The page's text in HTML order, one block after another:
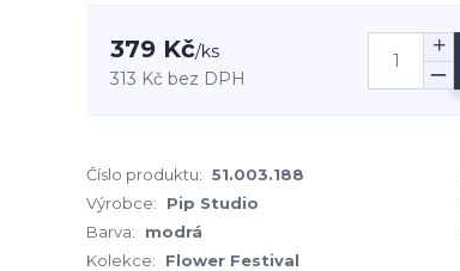
379 Kč/ks
313 Kč bez DPH
Číslo produktu: 51.003.188
Výrobce:
Pip Studio
Barva:
modrá
Kolekce:
Flower Festival